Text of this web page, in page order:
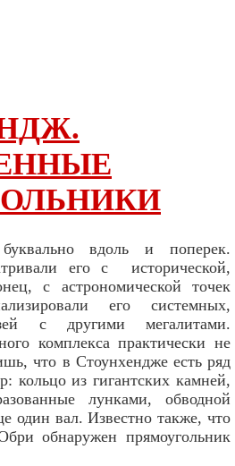
вдоль и поперек.
его с исторической,
с астрономической точек
его системных,
с другими мегалитами.
комплекса практически не
что в Стоунхендже есть ряд
кольцо из гигантских камней,
лунками, обводной
один вал. Известно также, что
обнаружен прямоугольник